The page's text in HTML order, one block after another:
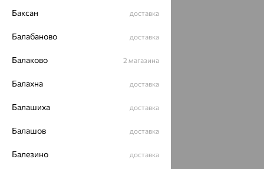
Баксан доставка
Балабаново доставка
Балаково 2 магазина
Балахна доставка
Балашиха доставка
Балашов доставка
Балезино доставка